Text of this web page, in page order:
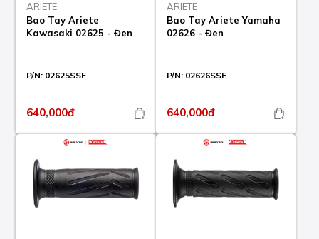
ARIETE
Bao Tay Ariete
Kawasaki 02625 - Đen
P/N: 02625SSF
640,000đ
ARIETE
Bao Tay Ariete Yamaha
02626 - Đen
P/N: 02626SSF
640,000đ